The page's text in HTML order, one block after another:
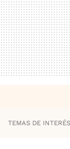
TEMAS DE INTERÉS